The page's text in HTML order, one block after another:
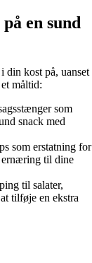
en sund
din kost på, uanset
måltid:
som
snack med
som erstatning for
ernæring til dine
til salater,
tilføje en ekstra